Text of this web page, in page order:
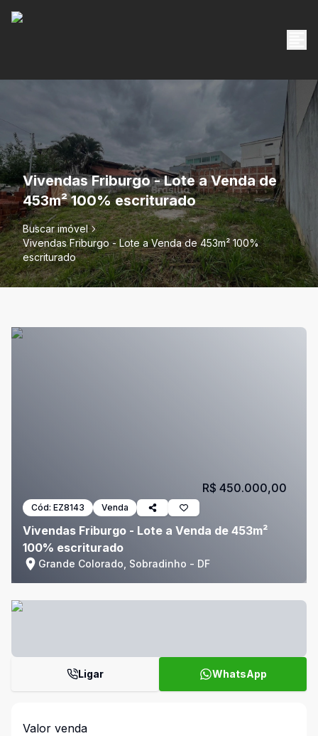
Vivendas Friburgo - Lote a Venda de
453m² 100% escriturado
Buscar imóvel
Vivendas Friburgo - Lote a Venda de 453m² 100%
escriturado
Cód: EZ8143 Venda
Vivendas Friburgo - Lote a Venda de 453m²
100% escriturado
Grande Colorado, Sobradinho - DF
R$ 450.000,00
Ligar WhatsApp
Valor venda